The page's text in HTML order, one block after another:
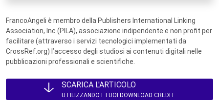
FrancoAngeli è membro della Publishers International Linking
Association, Inc (PILA), associazione indipendente e non profit per
facilitare (attraverso i servizi tecnologici implementati da
CrossRef.org) l’accesso degli studiosi ai contenuti digitali nelle
pubblicazioni professionali e scientifiche.
SCARICA L'ARTICOLO
UTILIZZANDO I TUOI DOWNLOAD CREDIT